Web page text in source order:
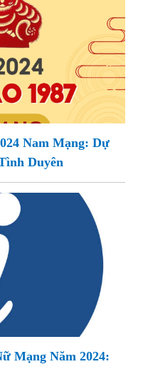
Nam Mạng: Dự
Duyên
Mạng Năm 2024: